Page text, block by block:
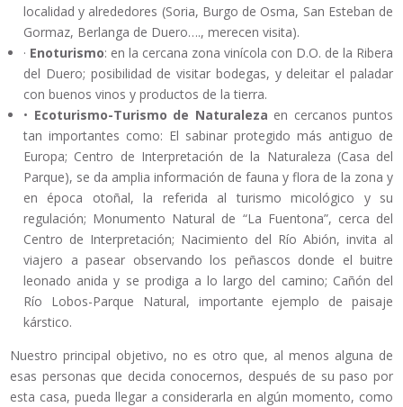
localidad y alrededores (Soria, Burgo de Osma, San Esteban de
Gormaz, Berlanga de Duero…., merecen visita).
· Enoturismo: en la cercana zona vinícola con D.O. de la Ribera
del Duero; posibilidad de visitar bodegas, y deleitar el paladar
con buenos vinos y productos de la tierra.
• Ecoturismo-Turismo de Naturaleza en cercanos puntos
tan importantes como: El sabinar protegido más antiguo de
Europa; Centro de Interpretación de la Naturaleza (Casa del
Parque), se da amplia información de fauna y flora de la zona y
en época otoñal, la referida al turismo micológico y su
regulación; Monumento Natural de “La Fuentona”, cerca del
Centro de Interpretación; Nacimiento del Río Abión, invita al
viajero a pasear observando los peñascos donde el buitre
leonado anida y se prodiga a lo largo del camino; Cañón del
Río Lobos-Parque Natural, importante ejemplo de paisaje
kárstico.
Nuestro principal objetivo, no es otro que, al menos alguna de
esas personas que decida conocernos, después de su paso por
esta casa, pueda llegar a considerarla en algún momento, como